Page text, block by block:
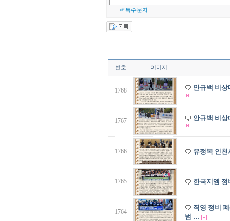
☞특수문자
번호 이미지
1768 안규백 비
1767 안규백 비
1766 유정복 인
1765 한국지엠
1764
직영 정비
범 …